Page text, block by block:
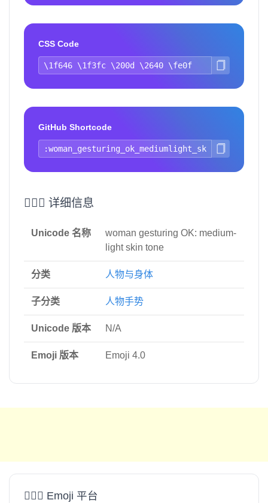
CSS Code
GitHub Shortcode
🙆🏼‍♀️ 详细信息
Unicode 名称
woman gesturing OK: medium-
light skin tone
分类 人物与身体
子分类 人物手势
Unicode 版本 N/A
Emoji 版本 Emoji 4.0
🙆🏼‍♀️ Emoji 平台